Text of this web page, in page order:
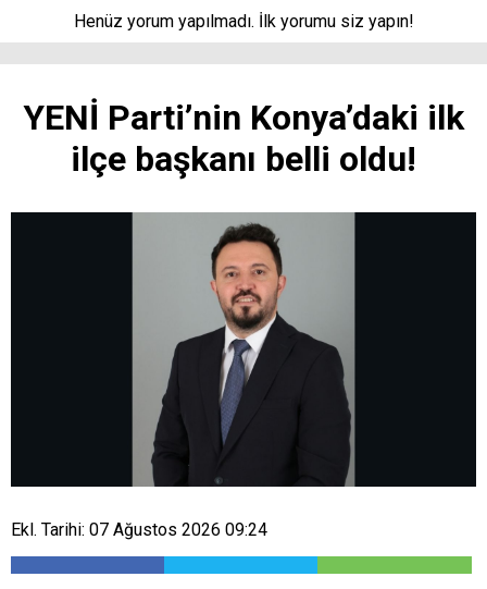
Henüz yorum yapılmadı. İlk yorumu siz yapın!
YENİ Parti’nin Konya’daki ilk
ilçe başkanı belli oldu!
Ekl. Tarihi: 07 Ağustos 2026 09:24